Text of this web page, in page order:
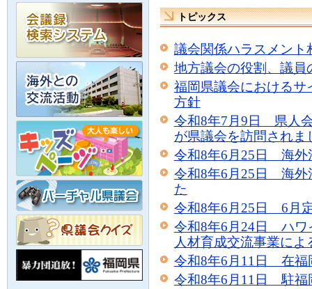
トピックス
議会関係ハラスメント
地方議会の役割、議員
福岡県議会におけるサ
方針
令和8年7月9日 県人
が県議会を訪問されま
令和8年6月25日 海外
令和8年6月25日 海外
た
令和8年6月25日 6月
令和8年6月24日 ハワ
人材育成交流事業によ
令和8年6月11日 在福
令和8年6月11日 駐福